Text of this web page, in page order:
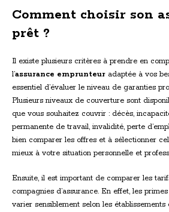
Comment choisir son
prêt ?
Il existe plusieurs critères à prendre en
l’assurance emprunteur adaptée à vos
essentiel d’évaluer le niveau de garanties
Plusieurs niveaux de couverture sont
que vous souhaitez couvrir : décès,
permanente de travail, invalidité, perte
bien comparer les offres et à sélectionner
mieux à votre situation personnelle et
Ensuite, il est important de comparer les
compagnies d’assurance. En effet, les
varier sensiblement selon les établissements